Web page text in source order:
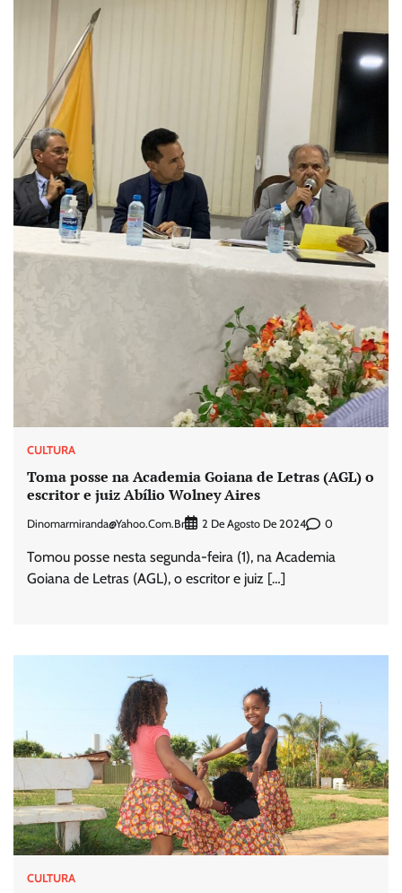
CULTURA
Toma posse na Academia Goiana de Letras (AGL) o
escritor e juiz Abílio Wolney Aires
Dinomarmiranda@yahoo.com.br 2 De Agosto De 2024 0
Tomou posse nesta segunda-feira (1), na Academia
Goiana de Letras (AGL), o escritor e juiz […]
CULTURA